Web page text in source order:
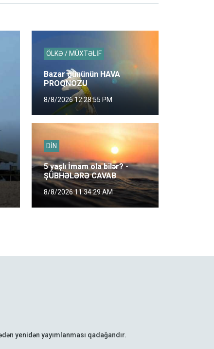
ÖLKƏ / MÜXTƏLİF
Bazar gününün HAVA
PROQNOZU
8/8/2026 12:28:55 PM
DİN
5 yaşlı İmam ola bilər? -
ŞÜBHƏLƏRƏ CAVAB
8/8/2026 11:34:29 AM
yenidən yayımlanması qadağandır.